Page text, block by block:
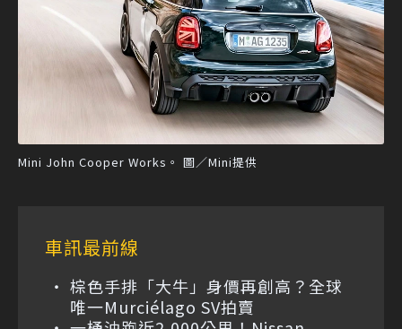
Mini John Cooper Works。 圖／Mini提供
車訊最前線
棕色手排「大牛」身價再創高？全球
唯一Murciélago SV拍賣